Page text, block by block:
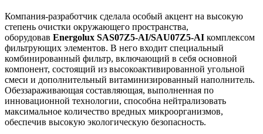
Компания-разработчик сделала особый акцент на высокую
степень очистки окружающего пространства,
оборудовав Energolux SAS07Z5-AI/SAU07Z5-AI комплексом
фильтрующих элементов. В него входит специальный
комбинированный фильтр, включающий в себя основной
компонент, состоящий из высокоактивированной угольной
смеси и дополнительный витаминизированный наполнитель.
Обеззараживающая составляющая, выполненная по
инновационной технологии, способна нейтрализовать
максимальное количество вредных микроорганизмов,
обеспечив высокую экологическую безопасность.